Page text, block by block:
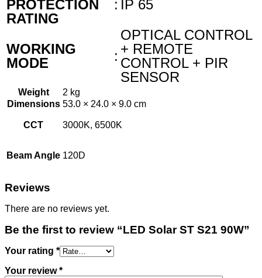
PROTECTION
RATING
: IP 65
WORKING
MODE
:
OPTICAL CONTROL
+ REMOTE
CONTROL + PIR
SENSOR
Weight
2 kg
Dimensions 53.0 × 24.0 × 9.0 cm
CCT 3000K, 6500K
Beam Angle 120D
Reviews
There are no reviews yet.
Be the first to review “LED Solar ST S21 90W”
Your rating *
Your review*